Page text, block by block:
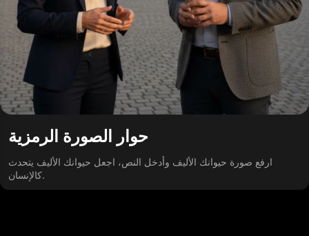
حوار الصورة الرمزية
ارفع صورة حيوانك الأليف وأدخل النص، اجعل حيوانك الأليف يتحدث
كالإنسان.